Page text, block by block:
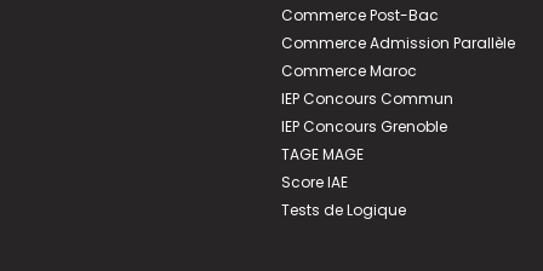
Commerce Post-Bac
Commerce Admission Parallèle
Commerce Maroc
IEP Concours Commun
IEP Concours Grenoble
TAGE MAGE
Score IAE
Tests de Logique